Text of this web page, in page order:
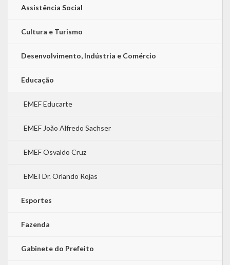
Transparência
Assistência Social
Cultura e Turismo
Desenvolvimento, Indústria e Comércio
Educação
EMEF Educarte
EMEF João Alfredo Sachser
EMEF Osvaldo Cruz
EMEI Dr. Orlando Rojas
Esportes
Fazenda
Gabinete do Prefeito